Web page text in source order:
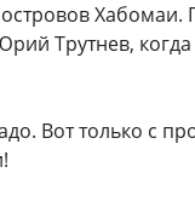
Хабомаи.
Трутнев,
Вот только с